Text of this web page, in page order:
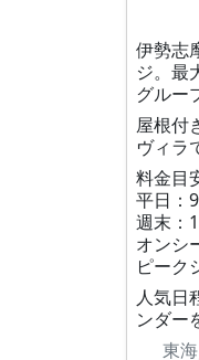
伊勢志
ジ。最
グルー
屋根付
ヴィラ
料金目
平日：
週末：
オンシ
ピーク
人気日
ンダー
東